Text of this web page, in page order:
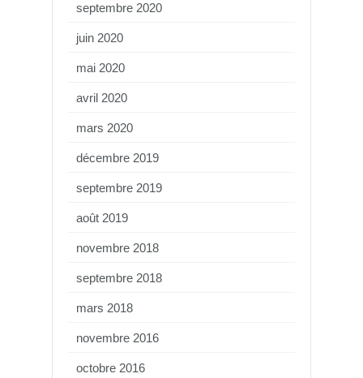
septembre 2020
juin 2020
mai 2020
avril 2020
mars 2020
décembre 2019
septembre 2019
août 2019
novembre 2018
septembre 2018
mars 2018
novembre 2016
octobre 2016